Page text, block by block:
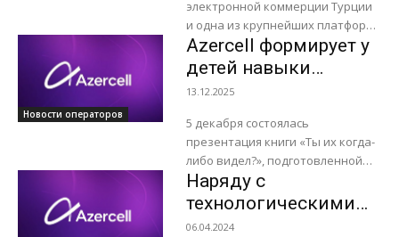
«Kashalata»
электронной коммерции Турции
и одна из крупнейших платформ
в мире Trendyol, в рамках своих
проектов социального
воздействия продолжает
продвигать инклюзивность в
Азербайджане...
Новости операторов
Azercell формирует у
детей навыки
социальной
ответственности
13.12.2025
5 декабря состоялась
презентация книги «Ты их когда-
либо видел?», подготовленной
при поддержке Azercell в
партнерстве с Международной
Наряду с
технологическими
инновациями
06.04.2024